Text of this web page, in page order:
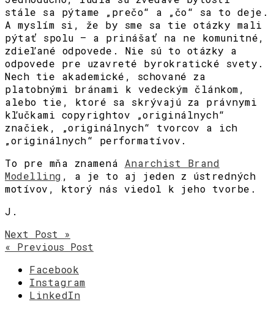
stále sa pýtame „prečo“ a „čo“ sa to deje.
A myslím si, že by sme sa tie otázky mali
pýtať spolu – a prinášať na ne komunitné,
zdieľané odpovede. Nie sú to otázky a
odpovede pre uzavreté byrokratické svety.
Nech tie akademické, schované za
platobnými bránami k vedeckým článkom,
alebo tie, ktoré sa skrývajú za právnymi
kľučkami copyrightov „originálnych“
značiek, „originálnych“ tvorcov a ich
„originálnych“ performatívov.
To pre mňa znamená Anarchist Brand
Modelling , a je to aj jeden z ústredných
motívov, ktorý nás viedol k jeho tvorbe.
J.
Next Post »
« Previous Post
Facebook
Instagram
LinkedIn